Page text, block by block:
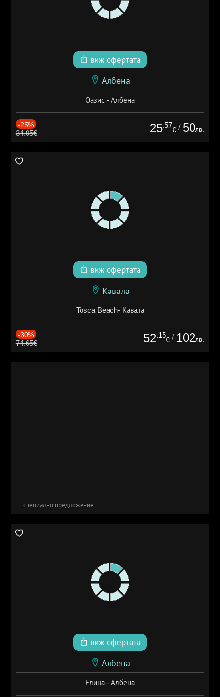
виж офертата
Албена
Оазис - Албена
-25%
34.05€ 25.57
€ / 50лв.
виж офертата
Кавала
Tosca Beach- Кавала
-30%
74.65€ 52.15
€ / 102лв.
специално предложение
виж офертата
Албена
Елица - Албена